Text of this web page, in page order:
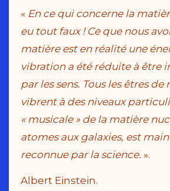
« En ce qui concerne la
eu tout faux ! Ce que nous
matière est en réalité une
vibration a été réduite à être
par les sens. Tous les êtres de
vibrent à des niveaux
« musicale » de la matière
atomes aux galaxies, est
reconnue par la science. ».
Albert Einstein.